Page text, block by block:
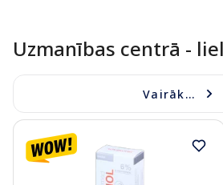
Uzmanības centrā -
Vairāk...